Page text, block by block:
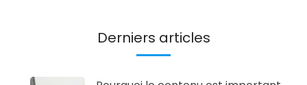
Derniers articles